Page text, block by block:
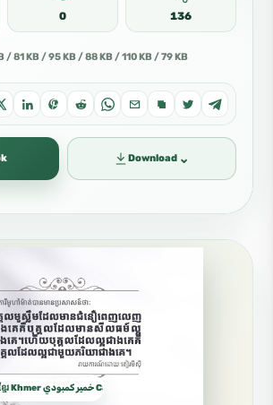
0 136
/ 81 KB / 95 KB / 88 KB / 110 KB / 79 KB
Download ⌄
ភាសាខ្មែរ Khmer خمير كمبودي Cambodian